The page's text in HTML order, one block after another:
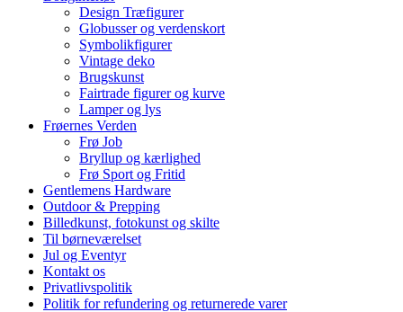
Design Træfigurer
Globusser og verdenskort
Symbolikfigurer
Vintage deko
Brugskunst
Fairtrade figurer og kurve
Lamper og lys
Frøernes Verden
Frø Job
Bryllup og kærlighed
Frø Sport og Fritid
Gentlemens Hardware
Outdoor & Prepping
Billedkunst, fotokunst og skilte
Til børneværelset
Jul og Eventyr
Kontakt os
Privatlivspolitik
Politik for refundering og returnerede varer